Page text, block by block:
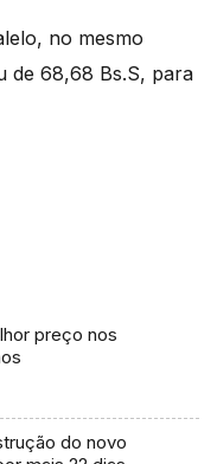
no mesmo
de 68,68 Bs.S, para
preço nos
do novo